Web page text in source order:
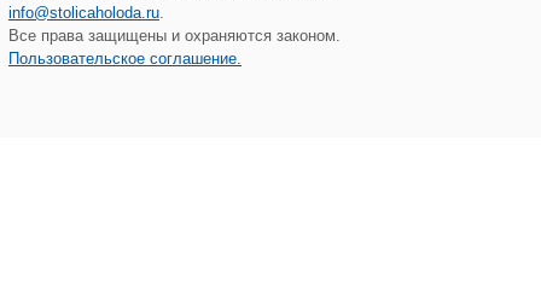
info@stolicaholoda.ru
Все права защищены и охраняются законом.
Пользовательское соглашение.